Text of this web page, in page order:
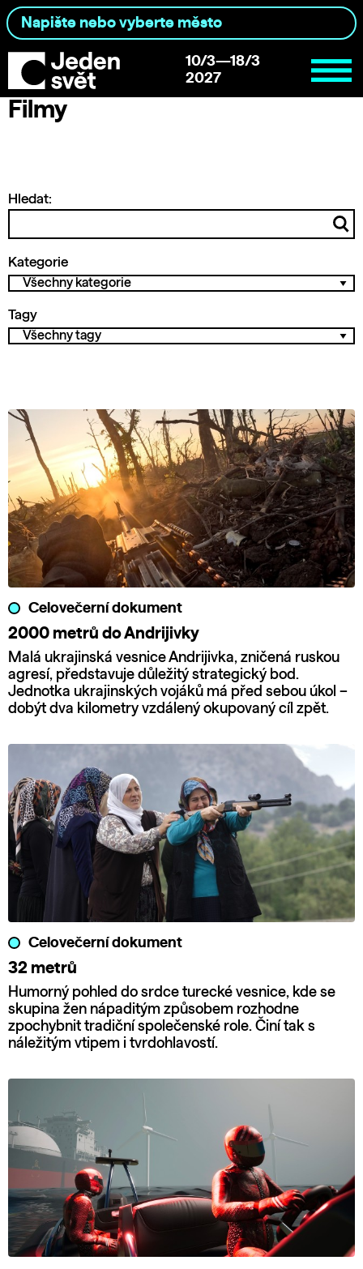
10/3—18/3
2027
Filmy
Hledat:
Kategorie
Tagy
Celovečerní dokument
2000 metrů do Andrijivky
Malá ukrajinská vesnice Andrijivka, zničená ruskou
agresí, představuje důležitý strategický bod.
Jednotka ukrajinských vojáků má před sebou úkol –
dobýt dva kilometry vzdálený okupovaný cíl zpět.
Celovečerní dokument
32 metrů
Humorný pohled do srdce turecké vesnice, kde se
skupina žen nápaditým způsobem rozhodne
zpochybnit tradiční společenské role. Činí tak s
náležitým vtipem i tvrdohlavostí.